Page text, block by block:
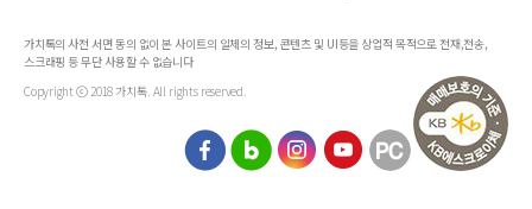
가치톡의 사전 서면 동의 없이 본 사이트의 일체의 정보, 콘텐츠 및 UI등을 상업적 목적으로 전재,전송,
스크래핑 등 무단 사용할 수 없습니다
Copyright ⓒ 2018 가치톡. All rights reserved.